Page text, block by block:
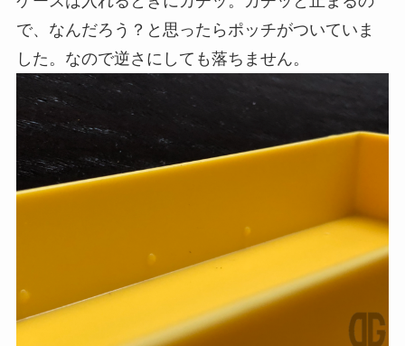
で、なんだろう？と思ったらポッチがついていま
した。なので逆さにしても落ちません。